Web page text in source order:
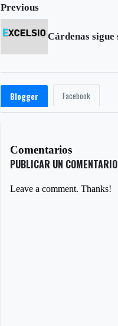
Previous
Blogger Facebook
Comentarios
PUBLICAR UN COMENTARIO
Leave a comment. Thanks!